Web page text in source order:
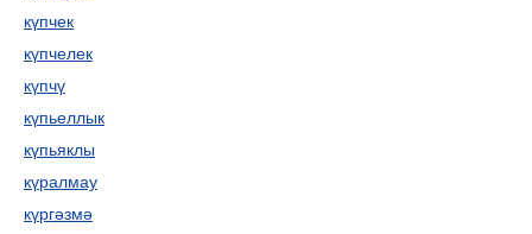
күпчек
күпчелек
күпчү
күпьеллык
күпьяклы
күралмау
күргәзмә